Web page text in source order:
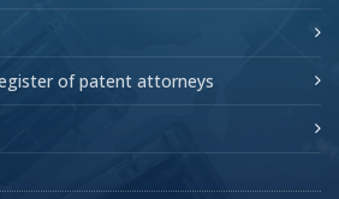
of patent attorneys